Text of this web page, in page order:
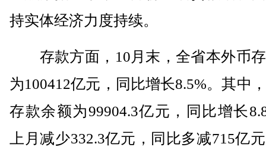
持实体经济力度持续。
存款方面，10月末，全省本外币
为100412亿元，同比增长8.5%。其中
存款余额为99904.3亿元，同比增长
上月减少332.3亿元，同比多减715亿